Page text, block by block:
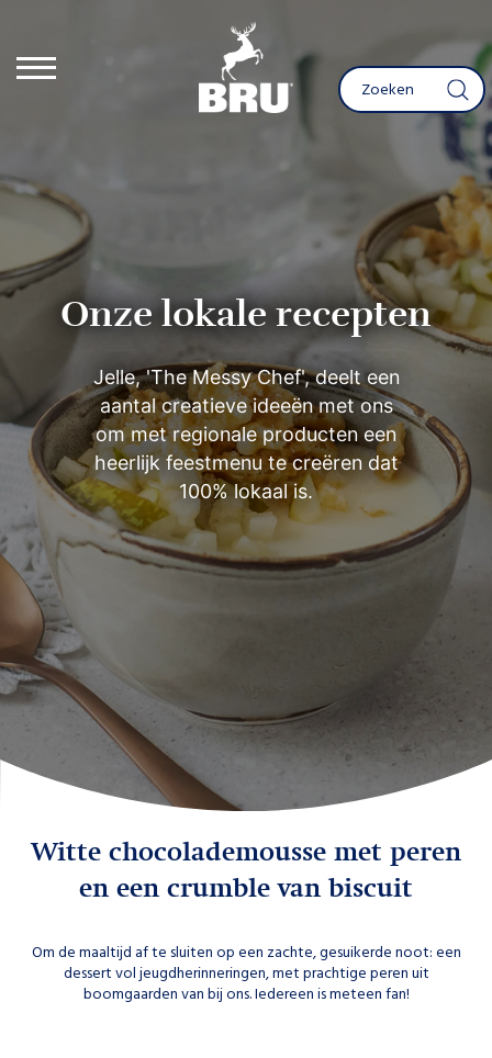
Onze lokale recepten
Jelle, 'The Messy Chef', deelt een
aantal creatieve ideeën met ons
om met regionale producten een
heerlijk feestmenu te creëren dat
100% lokaal is.
Witte chocolademousse met peren
en een crumble van biscuit
Om de maaltijd af te sluiten op een zachte, gesuikerde noot: een
dessert vol jeugdherinneringen, met prachtige peren uit
boomgaarden van bij ons. Iedereen is meteen fan!